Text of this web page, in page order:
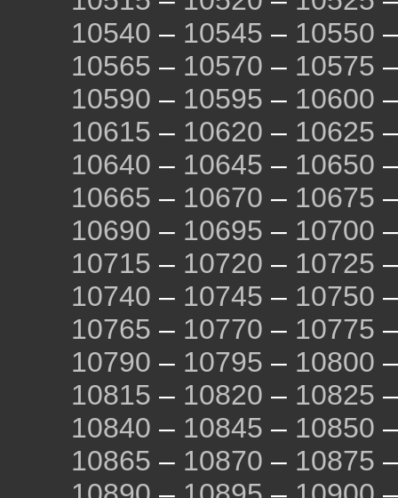
10540 – 10545 – 10550
10565 – 10570 – 10575
10590 – 10595 – 10600
10615 – 10620 – 10625
10640 – 10645 – 10650
10665 – 10670 – 10675
10690 – 10695 – 10700
10715 – 10720 – 10725
10740 – 10745 – 10750
10765 – 10770 – 10775
10790 – 10795 – 10800
10815 – 10820 – 10825
10840 – 10845 – 10850
10865 – 10870 – 10875